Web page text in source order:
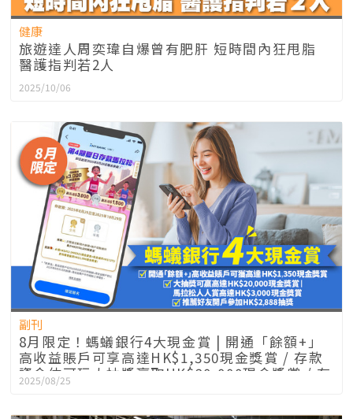
健康
旅遊達人周奕瑋自爆曾有肥肝 短時間內狂甩脂
醫護指判若2人
2025/10/06
副刊
8月限定！螞蟻銀行4大現金賞 | 開通「餘額+」
高收益賬戶可享高達HK$1,350現金獎賞 / 存款
資金仲可玩大抽獎贏取HK$20,000現金獎賞 / 存
款馬拉松人人可賺高達HK$3,000現金獎賞
2025/08/25